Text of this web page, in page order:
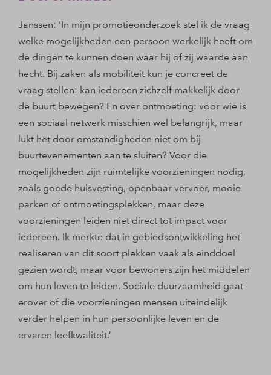
Janssen: ‘In mijn promotieonderzoek stel ik de vraag
welke mogelijkheden een persoon werkelijk heeft om
de dingen te kunnen doen waar hij of zij waarde aan
hecht. Bij zaken als mobiliteit kun je concreet de
vraag stellen: kan iedereen zichzelf makkelijk door
de buurt bewegen? En over ontmoeting: voor wie is
een sociaal netwerk misschien wel belangrijk, maar
lukt het door omstandigheden niet om bij
buurtevenementen aan te sluiten? Voor die
mogelijkheden zijn ruimtelijke voorzieningen nodig,
zoals goede huisvesting, openbaar vervoer, mooie
parken of ontmoetingsplekken, maar deze
voorzieningen leiden niet direct tot impact voor
iedereen. Ik merkte dat in gebiedsontwikkeling het
realiseren van dit soort plekken vaak als einddoel
gezien wordt, maar voor bewoners zijn het middelen
om hun leven te leiden. Sociale duurzaamheid gaat
erover of die voorzieningen mensen uiteindelijk
verder helpen in hun persoonlijke leven en de
ervaren leefkwaliteit.’